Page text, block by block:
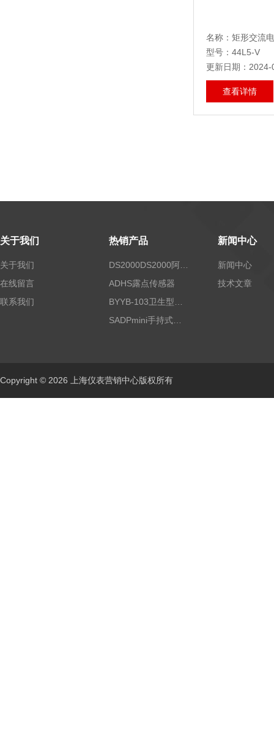
名称：矩形交流
型号：44L5-V
更新日期：2024-
查看详情
关于我们
关于我们
在线留言
联系我们
热销产品
ADHS露点传感器
新闻中心
新闻中心
技术文章
Copyright © 2026 上海仪表营销中心版权所有